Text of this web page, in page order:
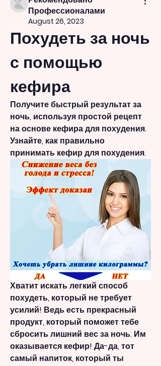
Профессионалами
August 26, 2023
Похудеть за ночь
с помощью
кефира
Получите быстрый результат за
ночь, используя простой рецепт
на основе кефира для похудения.
Узнайте, как правильно
принимать кефир для похудения.
Хватит искать легкий способ
похудеть, который не требует
усилий! Ведь есть прекрасный
продукт, который поможет тебе
сбросить лишний вес за ночь. Им
оказывается кефир! Да-да, тот
самый напиток, который ты